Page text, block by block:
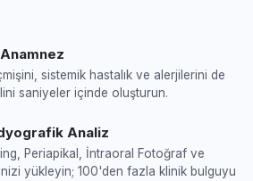
sistemik hastalık ve alerjilerini de
saniyeler içinde oluşturun.
Analiz
Periapikal, İntraoral Fotoğraf ve
yükleyin; 100'den fazla klinik bulguyu